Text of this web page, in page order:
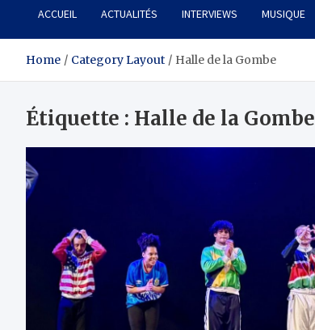
ACCUEIL ACTUALITÉS INTERVIEWS MUSIQUE
Home Category Layout Halle de la Gombe
Étiquette : Halle de la Gombe